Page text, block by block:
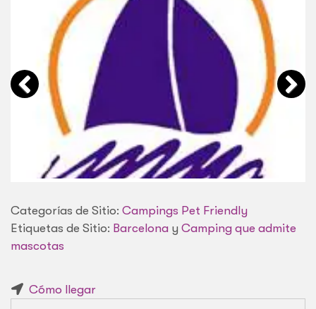
Categorías de Sitio: Campings Pet Friendly
Etiquetas de Sitio: Barcelona y Camping que admite
mascotas
Cómo llegar